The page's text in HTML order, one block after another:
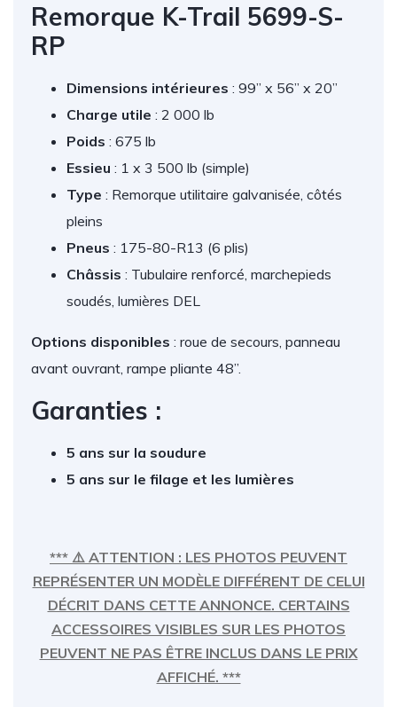
Remorque K-Trail 5699-S-
RP
Dimensions intérieures : 99” x 56” x 20”
Charge utile : 2 000 lb
Poids : 675 lb
Essieu : 1 x 3 500 lb (simple)
Type : Remorque utilitaire galvanisée, côtés
pleins
Pneus : 175-80-R13 (6 plis)
Châssis : Tubulaire renforcé, marchepieds
soudés, lumières DEL
Options disponibles : roue de secours, panneau
avant ouvrant, rampe pliante 48”.
Garanties :
5 ans sur la soudure
5 ans sur le filage et les lumières
*** ⚠️ ATTENTION : LES PHOTOS PEUVENT
REPRÉSENTER UN MODÈLE DIFFÉRENT DE CELUI
DÉCRIT DANS CETTE ANNONCE. CERTAINS
ACCESSOIRES VISIBLES SUR LES PHOTOS
PEUVENT NE PAS ÊTRE INCLUS DANS LE PRIX
AFFICHÉ. ***